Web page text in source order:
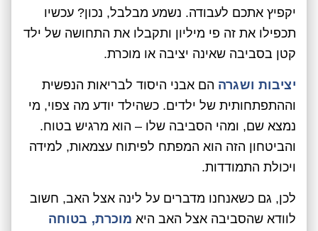
יקפיץ אתכם לעבודה. נשמע מבלבל, נכון? עכשיו
תכפילו את זה פי מיליון ותקבלו את התחושה של ילד
קטן בסביבה שאינה יציבה או מוכרת.
יציבות ושגרה הם אבני היסוד לבריאות הנפשית
וההתפתחותית של ילדים. כשהילד יודע מה צפוי, מי
נמצא שם, ומהי הסביבה שלו – הוא מרגיש בטוח.
והביטחון הזה הוא המפתח לפיתוח עצמאות, למידה
ויכולת התמודדות.
לכן, גם כשאנחנו מדברים על לינה אצל האב, חשוב
לוודא שהסביבה אצל האב היא מוכרת, בטוחה